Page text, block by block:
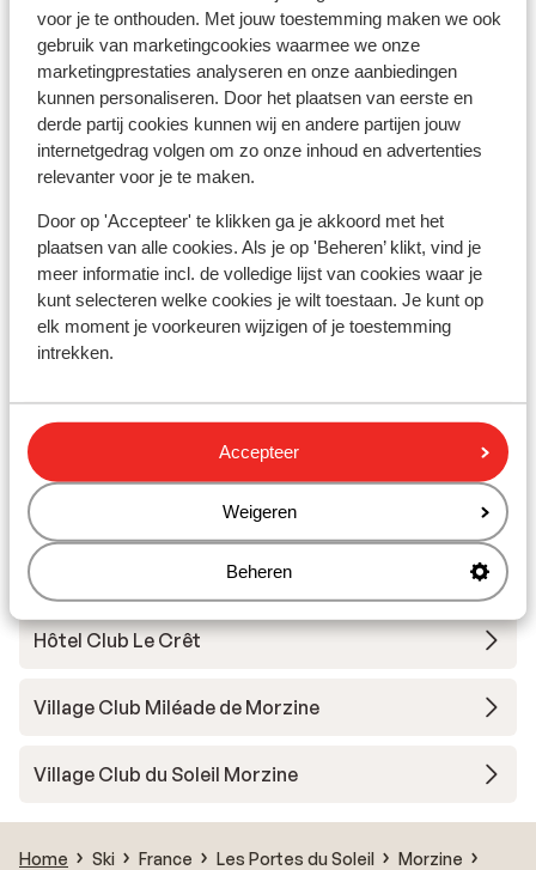
voor je te onthouden. Met jouw toestemming maken we ook
gebruik van marketingcookies waarmee we onze
marketingprestaties analyseren en onze aanbiedingen
kunnen personaliseren. Door het plaatsen van eerste en
derde partij cookies kunnen wij en andere partijen jouw
internetgedrag volgen om zo onze inhoud en advertenties
relevanter voor je te maken.
Door op 'Accepteer' te klikken ga je akkoord met het
plaatsen van alle cookies. Als je op 'Beheren’ klikt, vind je
meer informatie incl. de volledige lijst van cookies waar je
kunt selecteren welke cookies je wilt toestaan. Je kunt op
elk moment je voorkeuren wijzigen of je toestemming
intrekken.
Accepteer
Weigeren
Beheren
Distance jusqu'a l'arrêt du bus de ski environ 200
mètres
Distance jusqu'aux remontées mécaniques
environ 400 mètres
Forfait, cours et matériel de ski
Forfait
Cours
Matériel
Autres hébergements - Morzine
Hôtel Club Le Crêt - demi-pension
Hôtel Club Le Crêt
Village Club Miléade de Morzine
Village Club du Soleil Morzine
Home Ski France Les Portes du Soleil
Morzine